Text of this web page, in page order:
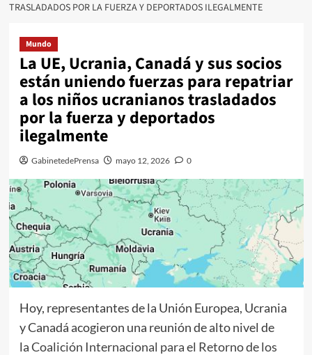
TRASLADADOS POR LA FUERZA Y ​​DEPORTADOS ILEGALMENTE
Mundo
La UE, Ucrania, Canadá y sus socios
están uniendo fuerzas para repatriar
a los niños ucranianos trasladados
por la fuerza y ​​deportados
ilegalmente
GabinetedePrensa mayo 12, 2026 0
Hoy, representantes de la Unión Europea, Ucrania
y Canadá acogieron una reunión de alto nivel de
laCoalición Internacional para el Retorno de los